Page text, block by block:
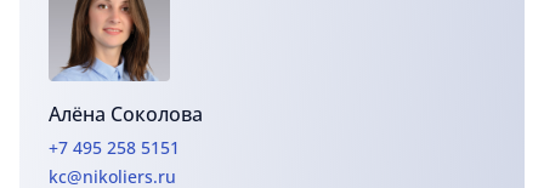
Алёна Соколова
+7 495 258 5151
kc@nikoliers.ru